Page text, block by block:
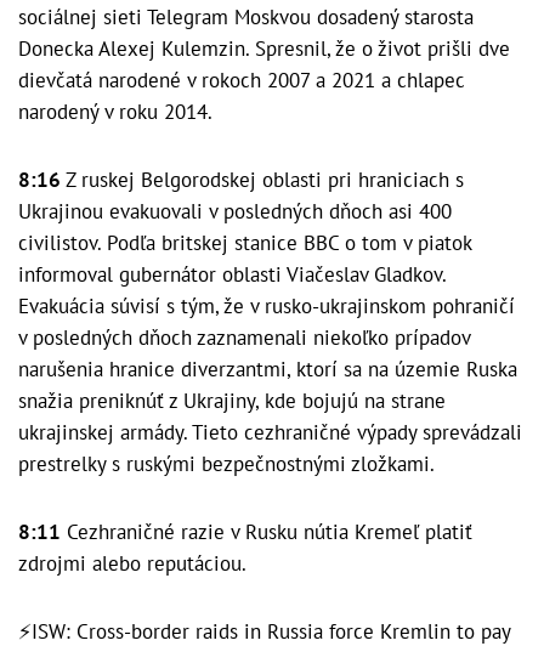
sociálnej sieti Telegram Moskvou dosadený starosta
Donecka Alexej Kulemzin. Spresnil, že o život prišli dve
dievčatá narodené v rokoch 2007 a 2021 a chlapec
narodený v roku 2014.
8:16 Z ruskej Belgorodskej oblasti pri hraniciach s
Ukrajinou evakuovali v posledných dňoch asi 400
civilistov. Podľa britskej stanice BBC o tom v piatok
informoval gubernátor oblasti Viačeslav Gladkov.
Evakuácia súvisí s tým, že v rusko-ukrajinskom pohraničí
v posledných dňoch zaznamenali niekoľko prípadov
narušenia hranice diverzantmi, ktorí sa na územie Ruska
snažia preniknúť z Ukrajiny, kde bojujú na strane
ukrajinskej armády. Tieto cezhraničné výpady sprevádzali
prestrelky s ruskými bezpečnostnými zložkami.
8:11 Cezhraničné razie v Rusku nútia Kremeľ platiť
zdrojmi alebo reputáciou.
⚡️ISW: Cross-border raids in Russia force Kremlin to pay